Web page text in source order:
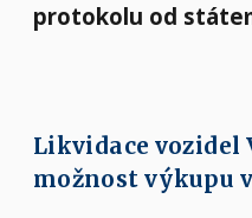
protokolu od
Likvidace vozidel
možnost výkupu